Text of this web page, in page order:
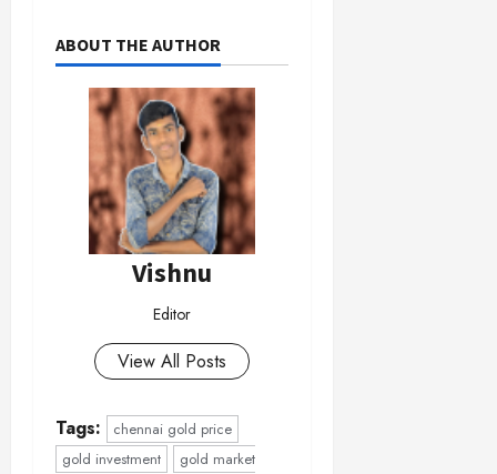
ABOUT THE AUTHOR
Vishnu
Editor
View All Posts
Tags:
chennai gold price
gold investment
gold market